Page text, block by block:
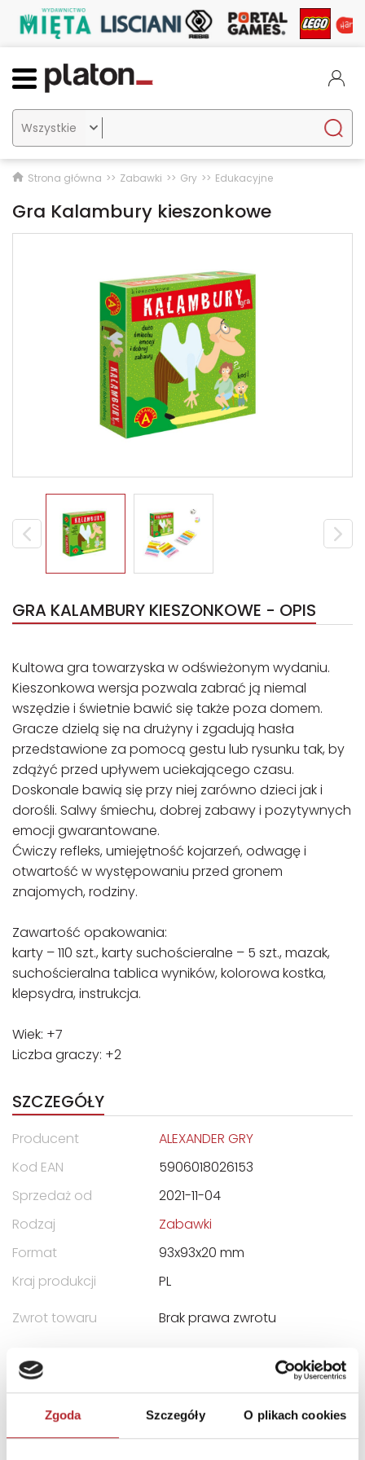
Zgoda Szczegóły O plikach cookies

Strona główna Zabawki Gry Edukacyjne
Gra Kalambury kieszonkowe
GRA KALAMBURY KIESZONKOWE - OPIS
Kultowa gra towarzyska w odświeżonym wydaniu.
Kieszonkowa wersja pozwala zabrać ją niemal
wszędzie i świetnie bawić się także poza domem.
Gracze dzielą się na drużyny i zgadują hasła
przedstawione za pomocą gestu lub rysunku tak, by
zdążyć przed upływem uciekającego czasu.
Doskonale bawią się przy niej zarówno dzieci jak i
dorośli. Salwy śmiechu, dobrej zabawy i pozytywnych
emocji gwarantowane.
Ćwiczy refleks, umiejętność kojarzeń, odwagę i
otwartość w występowaniu przed gronem
znajomych, rodziny.
Zawartość opakowania:
karty – 110 szt., karty suchościeralne – 5 szt., mazak,
suchościeralna tablica wyników, kolorowa kostka,
klepsydra, instrukcja.
Wiek: +7
Liczba graczy: +2
SZCZEGÓŁY
Producent
ALEXANDER GRY
Kod EAN
5906018026153
Sprzedaż od
2021-11-04
Rodzaj
Zabawki
Format
93x93x20 mm
Kraj produkcji
PL
Zwrot towaru
Brak prawa zwrotu
DANE OSOBY ODPOWIEDZIALNEJ
Nazwa
Zakład Produkcyjny